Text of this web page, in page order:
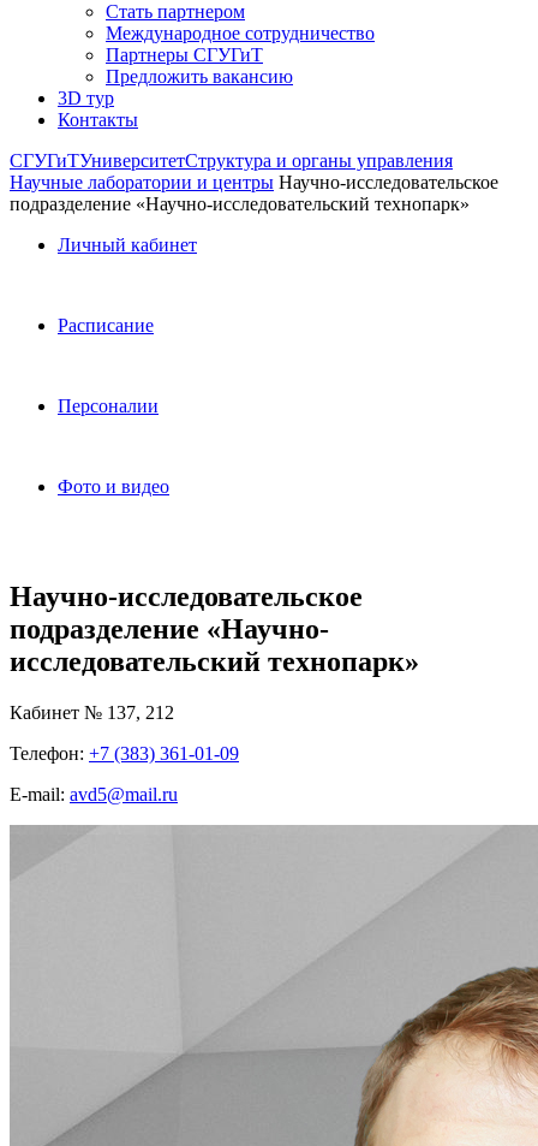
Стать партнером
Международное сотрудничество
Партнеры СГУГиТ
Предложить вакансию
3D тур
Контакты
СГУГиТУниверситетСтруктура и органы управления
Научные лаборатории и центры Научно-исследовательское
подразделение «Научно-исследовательский технопарк»
Личный кабинет
Расписание
Персоналии
Фото и видео
Научно-исследовательское
подразделение «Научно-
исследовательский технопарк»
Кабинет № 137, 212
Телефон: +7 (383) 361-01-09
E-mail: avd5@mail.ru